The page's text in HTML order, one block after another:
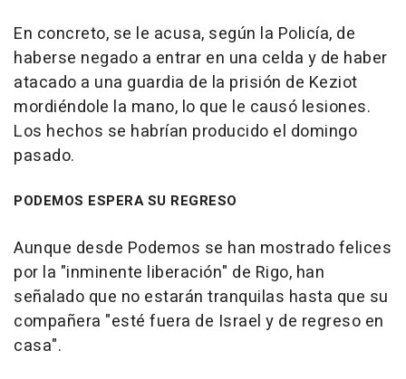
En concreto, se le acusa, según la Policía, de
haberse negado a entrar en una celda y de haber
atacado a una guardia de la prisión de Keziot
mordiéndole la mano, lo que le causó lesiones.
Los hechos se habrían producido el domingo
pasado.
PODEMOS ESPERA SU REGRESO
Aunque desde Podemos se han mostrado felices
por la "inminente liberación" de Rigo, han
señalado que no estarán tranquilas hasta que su
compañera "esté fuera de Israel y de regreso en
casa".